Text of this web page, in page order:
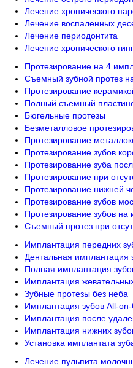
Лечение хронического
Лечение воспаленных
Лечение периодонтита
Лечение хронического
Протезирование на 4
Съемный зубной протез
Протезирование
Полный съемный
Бюгельные протезы
Безметалловое
Протезирование
Протезирование зубов
Протезирование зуба
Протезирование при
Протезирование нижней
Протезирование зубов
Протезирование зубов на
Съемный протез при
Имплантация передних
Дентальная имплантация
Полная имплантация
Имплантация
Зубные протезы без неба
Имплантация зубов All-
Имплантация после
Имплантация нижних
Установка имплантата
Лечение пульпита